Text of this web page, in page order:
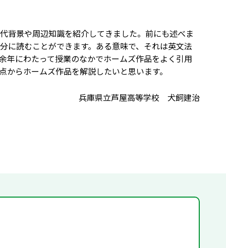
背景や周辺知識を紹介してきました。前にも述べま
に読むことができます。ある意味で、それは英文法
年にわたって授業のなかでホームズ作品をよく引用
らホームズ作品を解説したいと思います。
兵庫県立芦屋高等学校 犬飼建治